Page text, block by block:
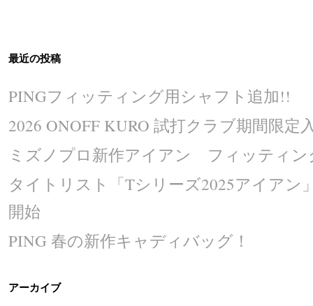
最近の投稿
PINGフィッティング用シャフト追加!!
2026 ONOFF KURO 試打クラブ期間限定
ミズノプロ新作アイアン フィッティン
タイトリスト「Tシリーズ2025アイアン
開始
PING 春の新作キャディバッグ！
アーカイブ